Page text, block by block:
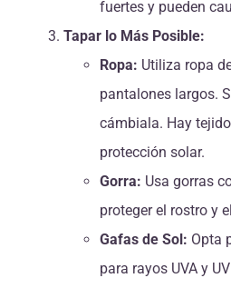
fuertes y pueden
Tapar lo Más Posible:
Ropa: Utiliza ropa
pantalones largos.
cámbiala. Hay
protección solar.
Gorra: Usa gorras
proteger el rostro y
Gafas de Sol: Opta
para rayos UVA y